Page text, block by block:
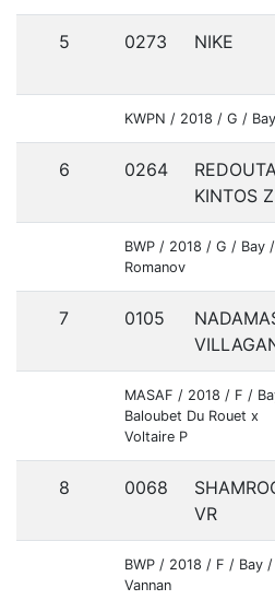
5 0273 NIKE
KWPN / 2018 / G /
6 0264
KINTOS Z
BWP / 2018 / G / Bay /
Romanov
7 0105
MASAF / 2018 / F /
Baloubet Du Rouet x
Voltaire P
8 0068
VR
BWP / 2018 / F / Bay /
Vannan